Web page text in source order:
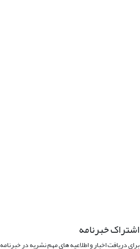
اشتراک خبرنامه
برای دریافت اخبار و اطلاعیه های مهم نشریه در خبرنامه